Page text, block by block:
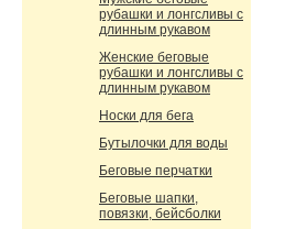
рубашки и лонгсливы с
длинным рукавом
Женские беговые
рубашки и лонгсливы с
длинным рукавом
Носки для бега
Бутылочки для воды
Беговые перчатки
Беговые шапки,
повязки, бейсболки